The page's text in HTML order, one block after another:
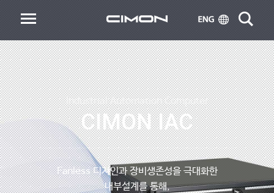
Industrial Automation Computer
CIMON IAC
Fanless 디자인과 장비생존성을 극대화한
내부설계를 통해,